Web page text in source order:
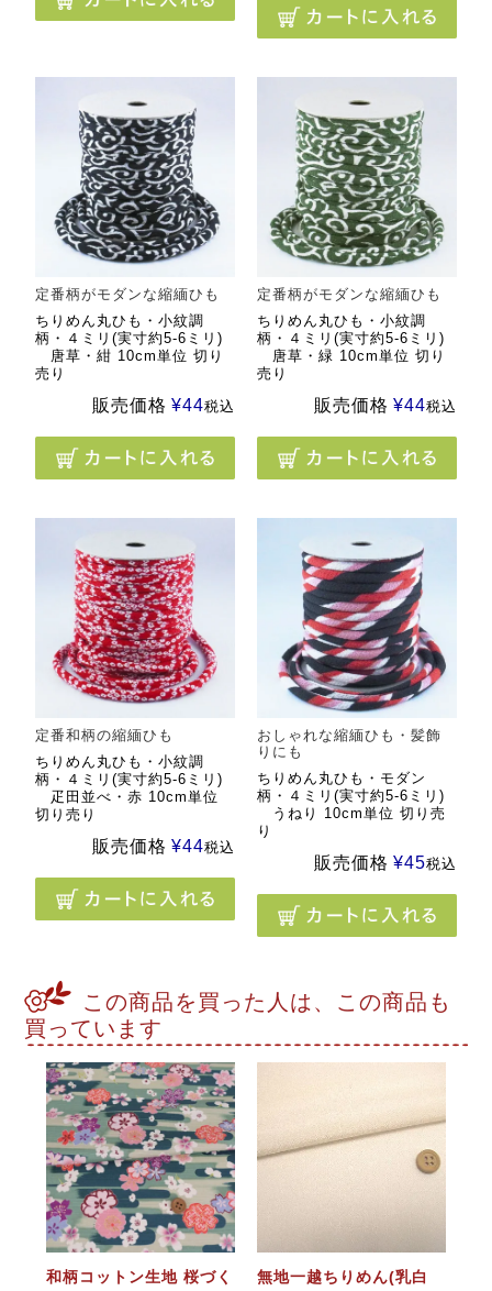
定番柄がモダンな縮緬ひも
ちりめん丸ひも・小紋調
柄・４ミリ(実寸約5-6ミリ)
唐草・紺 10cm単位 切り
売り
販売価格 ¥44税込
定番柄がモダンな縮緬ひも
ちりめん丸ひも・小紋調
柄・４ミリ(実寸約5-6ミリ)
唐草・緑 10cm単位 切り
売り
販売価格 ¥44税込
定番和柄の縮緬ひも
ちりめん丸ひも・小紋調
柄・４ミリ(実寸約5-6ミリ)
疋田並べ・赤 10cm単位
切り売り
販売価格 ¥44税込
おしゃれな縮緬ひも・髪飾
りにも
ちりめん丸ひも・モダン
柄・４ミリ(実寸約5-6ミリ)
うねり 10cm単位 切り売
り
販売価格 ¥45税込
この商品を買った人は、この商品も
買っています
和柄コットン生地 桜づく
無地一越ちりめん(乳白